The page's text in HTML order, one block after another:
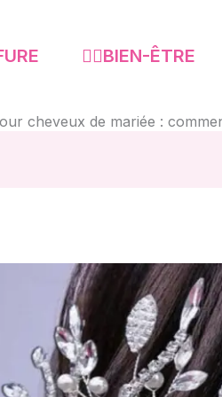
🧘‍♀️BIEN-ÊTRE
cheveux de mariée :